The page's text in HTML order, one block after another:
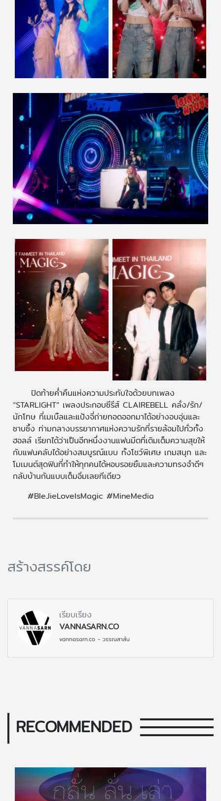
ปิดท้ายค่ำคืนแห่งความประทับใจด้วยบทเพลง
“STARLIGHT” เพลงประกอบซีรีส์ CLAIREBELL คลั่ง/รัก/
นักโทษ ที่เมเบิ้ลและแป้งจี่ถ่ายทอดออกมาได้อย่างอบอุ่นและ
ซาบซึ้ง ท่ามกลางบรรยากาศแห่งความรักที่รายล้อมไปทั่วทั้ง
ฮอลล์ เรียกได้ว่าเป็นอีกหนึ่งงานแฟนมีตที่เติมเต็มความสุขให้
กับแฟนคลับได้อย่างสมบูรณ์แบบ ทั้งโชว์พิเศษ เกมสนุก และ
โมเมนต์สุดฟินที่ทำให้ทุกคนได้หอบรอยยิ้มและความทรงจำดีๆ
กลับบ้านกันแบบเต็มอิ่มเลยทีเดียว
#BleJieLoveIsMagic #MineMedia
สร้างสรรค์โดย
เรียบเรียง
VANNASARN.CO
vannasarn.co - วรรณสาส์น
RECOMMENDED